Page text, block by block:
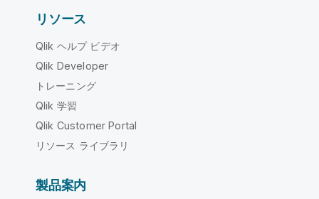
リソース
Qlik ヘルプ ビデオ
Qlik Developer
トレーニング
Qlik 学習
Qlik Customer Portal
リソース ライブラリ
製品案内